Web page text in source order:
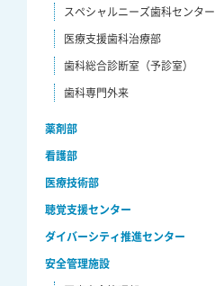
スペシャルニーズ歯科センター
医療支援歯科治療部
歯科総合診断室（予診室）
歯科専門外来
薬剤部
看護部
医療技術部
聴覚支援センター
ダイバーシティ推進センター
安全管理施設